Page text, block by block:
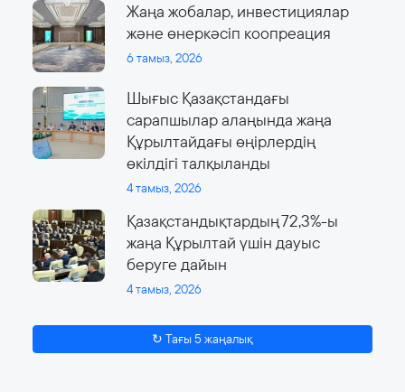
Жаңа жобалар, инвестициялар
және өнеркәсіп коопреация
6 тамыз, 2026
Шығыс Қазақстандағы
сарапшылар алаңында жаңа
Құрылтайдағы өңірлердің
өкілдігі талқыланды
4 тамыз, 2026
Қазақстандықтардың 72,3%-ы
жаңа Құрылтай үшін дауыс
беруге дайын
4 тамыз, 2026
↻ Тағы 5 жаңалық